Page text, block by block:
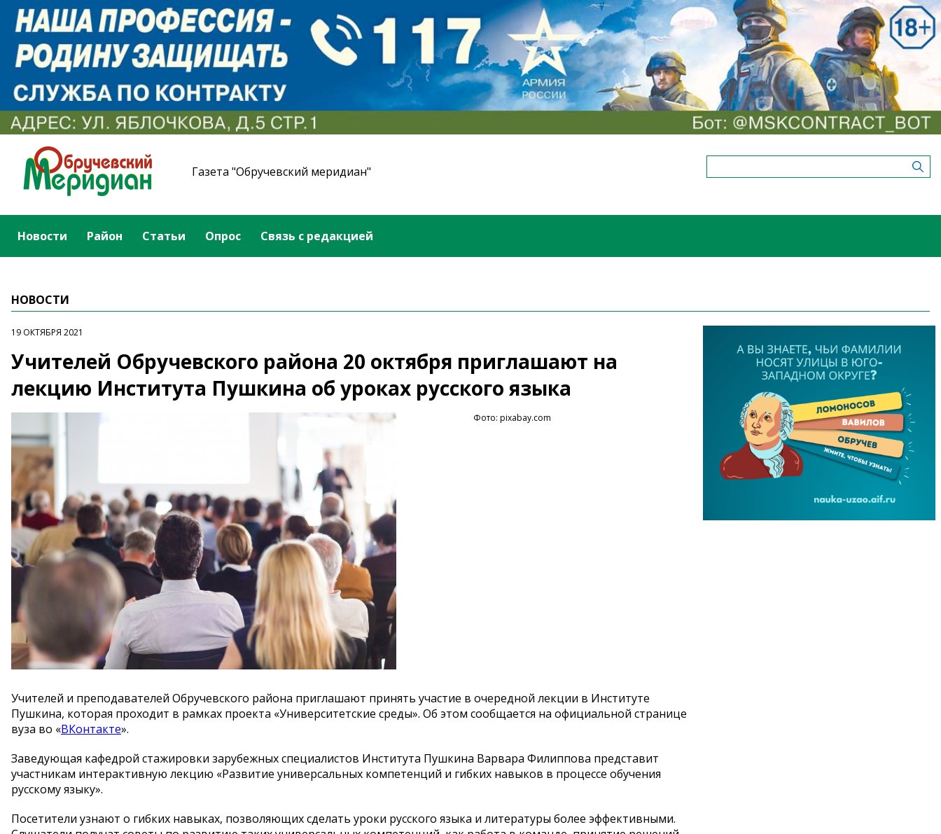
Газета "Обручевский меридиан"
Новости Район Статьи Опрос Связь с редакцией
НОВОСТИ
19 ОКТЯБРЯ 2021
Учителей Обручевского района 20 октября приглашают на
лекцию Института Пушкина об уроках русского языка
Фото: pixabay.com
Учителей и преподавателей Обручевского района приглашают принять участие в очередной лекции в Институте
Пушкина, которая проходит в рамках проекта «Университетские среды». Об этом сообщается на официальной странице
вуза во «ВКонтакте».
Заведующая кафедрой стажировки зарубежных специалистов Института Пушкина Варвара Филиппова представит
участникам интерактивную лекцию «Развитие универсальных компетенций и гибких навыков в процессе обучения
русскому языку».
Посетители узнают о гибких навыках, позволяющих сделать уроки русского языка и литературы более эффективными.